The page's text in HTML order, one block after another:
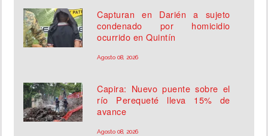
Capturan en Darién a sujeto
condenado por homicidio
ocurrido en Quintín
Agosto 08, 2026
Capira: Nuevo puente sobre el
río Perequeté lleva 15% de
avance
Agosto 08, 2026